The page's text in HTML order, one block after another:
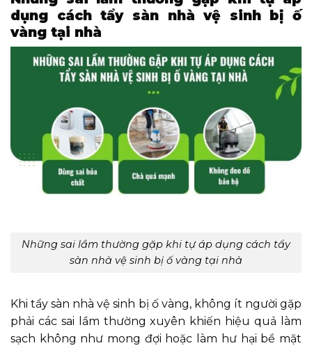
dụng cách tẩy sàn nhà vệ sinh bị ố
vàng tại nhà
Những sai lầm thường gặp khi tự áp dụng cách tẩy
sàn nhà vệ sinh bị ố vàng tại nhà
Khi tẩy sàn nhà vệ sinh bị ố vàng, không ít người gặp
phải các sai lầm thường xuyên khiến hiệu quả làm
sạch không như mong đợi hoặc làm hư hại bề mặt